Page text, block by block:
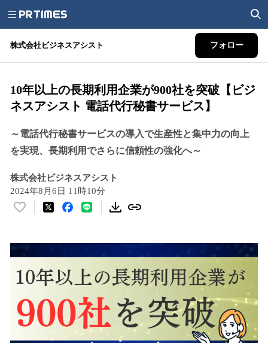
株式会社ビジネスアシスト フォロー
10年以上の長期利用企業が900社を突破【ビジ
ネスアシスト 電話代行秘書サービス】
～電話代行秘書サービスの導入で生産性と集中力の向上
を実現、長期利用でさらに信頼性の強化へ～
株式会社ビジネスアシスト
2024年8月6日 11時10分
い
！
を
み
込
み
中